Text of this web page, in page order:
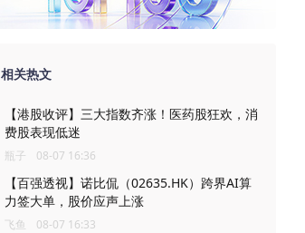
相关热文
【港股收评】三大指数齐涨！医药股狂欢，消
费股表现低迷
瓶子 08-07 16:36
【百强透视】诺比侃（02635.HK）跨界AI算
力签大单，股价应声上涨
飞鱼 08-07 16:33